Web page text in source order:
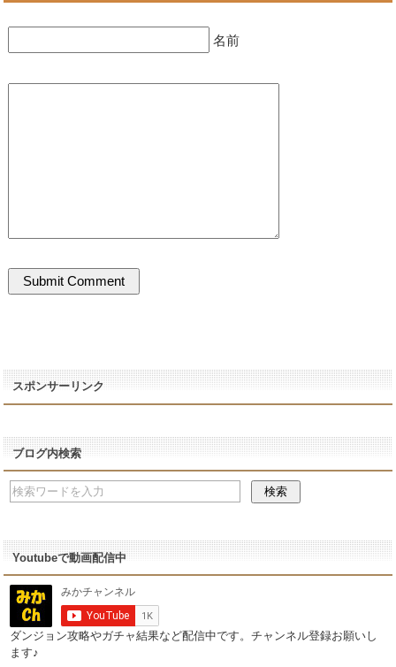
名前
スポンサーリンク
ブログ内検索
Youtubeで動画配信中
ダンジョン攻略やガチャ結果など配信中です。チャンネル登録お願いし
ます♪